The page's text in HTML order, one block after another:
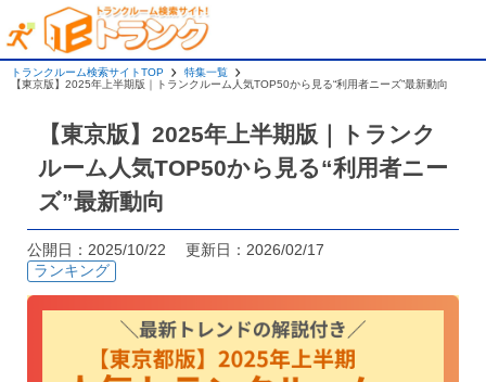
トランクルーム検索サイトTOP
特集一覧
【東京版】2025年上半期版｜トランクルーム人気TOP50から見る“利用者ニーズ”最新動向
【東京版】2025年上半期版｜トランク
ルーム人気TOP50から見る“利用者ニー
ズ”最新動向
公開日：2025/10/22 更新日：2026/02/17
ランキング